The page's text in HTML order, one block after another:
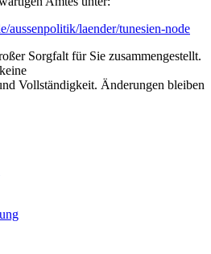
aussenpolitik/laender/tunesien-node
Sorgfalt für Sie zusammengestellt.
Vollständigkeit. Änderungen bleiben